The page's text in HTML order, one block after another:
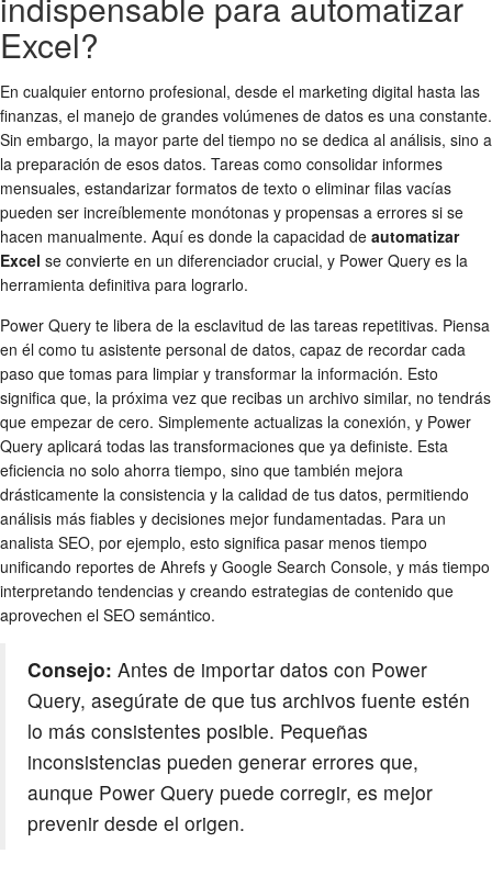
Excel?
En cualquier entorno profesional, desde el marketing digital hasta las
finanzas, el manejo de grandes volúmenes de datos es una constante.
Sin embargo, la mayor parte del tiempo no se dedica al análisis, sino a
la preparación de esos datos. Tareas como consolidar informes
mensuales, estandarizar formatos de texto o eliminar filas vacías
pueden ser increíblemente monótonas y propensas a errores si se
hacen manualmente. Aquí es donde la capacidad de automatizar
Excel se convierte en un diferenciador crucial, y Power Query es la
herramienta definitiva para lograrlo.
Power Query te libera de la esclavitud de las tareas repetitivas. Piensa
en él como tu asistente personal de datos, capaz de recordar cada
paso que tomas para limpiar y transformar la información. Esto
significa que, la próxima vez que recibas un archivo similar, no tendrás
que empezar de cero. Simplemente actualizas la conexión, y Power
Query aplicará todas las transformaciones que ya definiste. Esta
eficiencia no solo ahorra tiempo, sino que también mejora
drásticamente la consistencia y la calidad de tus datos, permitiendo
análisis más fiables y decisiones mejor fundamentadas. Para un
analista SEO, por ejemplo, esto significa pasar menos tiempo
unificando reportes de Ahrefs y Google Search Console, y más tiempo
interpretando tendencias y creando estrategias de contenido que
aprovechen el SEO semántico.
Consejo: Antes de importar datos con Power
Query, asegúrate de que tus archivos fuente estén
lo más consistentes posible. Pequeñas
inconsistencias pueden generar errores que,
aunque Power Query puede corregir, es mejor
prevenir desde el origen.